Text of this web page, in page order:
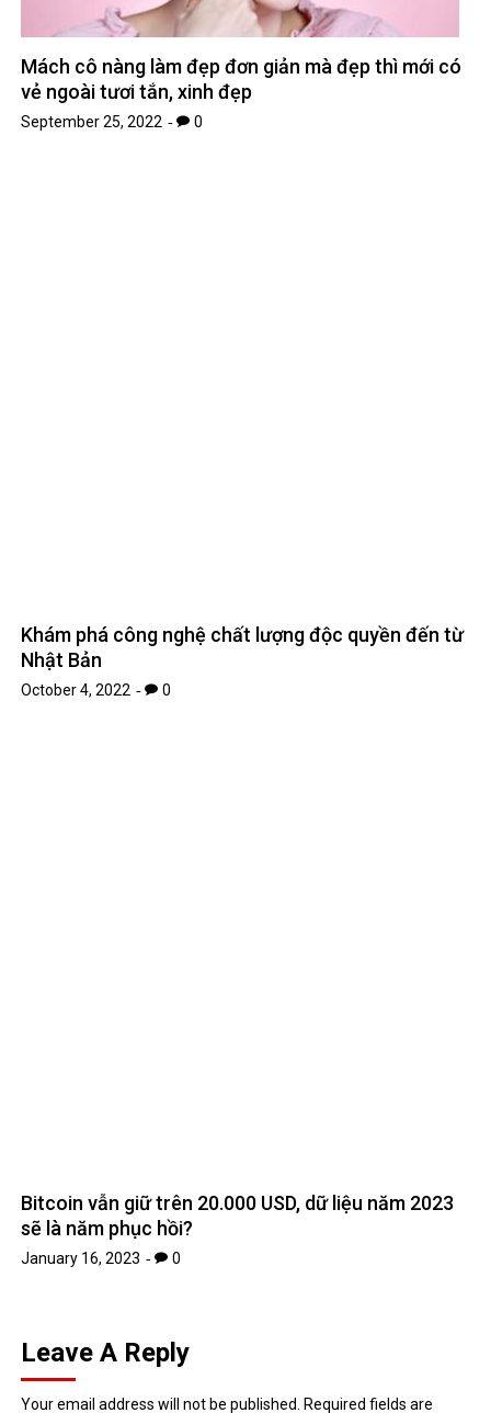
Mách cô nàng làm đẹp đơn giản mà đẹp thì mới có
vẻ ngoài tươi tắn, xinh đẹp
September 25, 2022 0
Khám phá công nghệ chất lượng độc quyền đến từ
Nhật Bản
October 4, 2022 0
Bitcoin vẫn giữ trên 20.000 USD, dữ liệu năm 2023
sẽ là năm phục hồi?
January 16, 2023 0
Leave A Reply
Your email address will not be published. Required fields are